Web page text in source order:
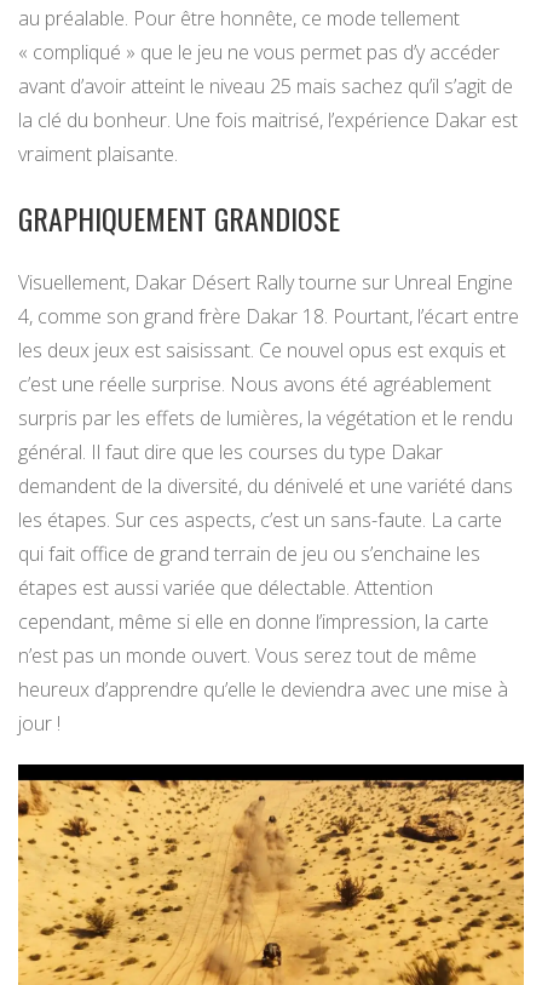
au préalable. Pour être honnête, ce mode tellement
« compliqué » que le jeu ne vous permet pas d’y accéder
avant d’avoir atteint le niveau 25 mais sachez qu’il s’agit de
la clé du bonheur. Une fois maitrisé, l’expérience Dakar est
vraiment plaisante.
GRAPHIQUEMENT GRANDIOSE
Visuellement, Dakar Désert Rally tourne sur Unreal Engine
4, comme son grand frère Dakar 18. Pourtant, l’écart entre
les deux jeux est saisissant. Ce nouvel opus est exquis et
c’est une réelle surprise. Nous avons été agréablement
surpris par les effets de lumières, la végétation et le rendu
général. Il faut dire que les courses du type Dakar
demandent de la diversité, du dénivelé et une variété dans
les étapes. Sur ces aspects, c’est un sans-faute. La carte
qui fait office de grand terrain de jeu ou s’enchaine les
étapes est aussi variée que délectable. Attention
cependant, même si elle en donne l’impression, la carte
n’est pas un monde ouvert. Vous serez tout de même
heureux d’apprendre qu’elle le deviendra avec une mise à
jour !